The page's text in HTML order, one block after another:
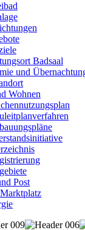
Badsaal
und
Wohnen
Post